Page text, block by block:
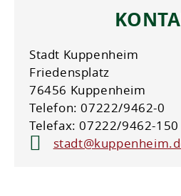
Stadt Kuppenheim
Friedensplatz
76456 Kuppenheim
Telefon: 07222/9462-0
Telefax: 07222/9462-150